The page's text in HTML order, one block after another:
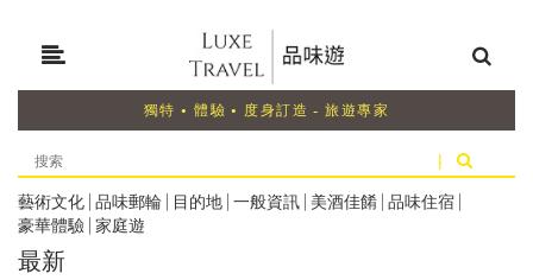
獨特 • 體驗 • 度身訂造 - 旅遊專家
|
藝術文化 | 品味郵輪 | 目的地 | 一般資訊 | 美酒佳餚 | 品味住宿 |
豪華體驗 | 家庭遊
最新